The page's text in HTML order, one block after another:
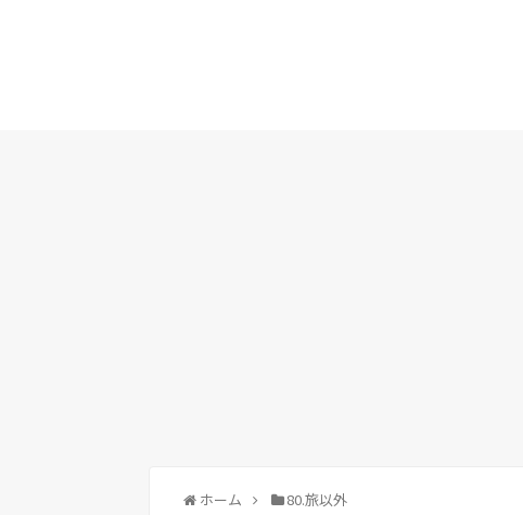
ホーム 80.旅以外